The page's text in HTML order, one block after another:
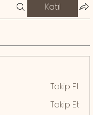
Katıl
Takip Et
Takip Et